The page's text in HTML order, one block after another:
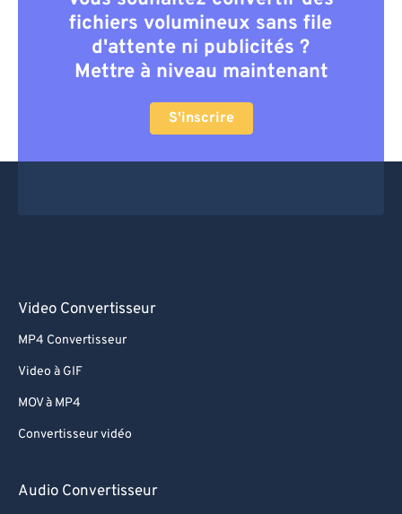
fichiers volumineux sans file
d'attente ni publicités ?
Mettre à niveau maintenant
S'inscrire
Video Convertisseur
MP4 Convertisseur
Video à GIF
MOV à MP4
Convertisseur vidéo
Audio Convertisseur